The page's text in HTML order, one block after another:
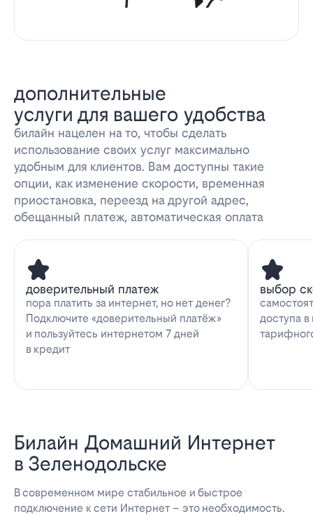
дополнительные
услуги для вашего удобства
билайн нацелен на то, чтобы сделать
использование своих услуг максимально
удобным для клиентов. Вам доступны такие
опции, как изменение скорости, временная
приостановка, переезд на другой адрес,
обещанный платеж, автоматическая оплата
доверительный платеж
пора платить за интернет, но нет денег?
Подключите «доверительный платёж»
и пользуйтесь интернетом 7 дней
в кредит
выбор
доступа
Билайн Домашний Интернет
в Зеленодольске
В современном мире стабильное и быстрое
подключение к сети Интернет – это необходимость.